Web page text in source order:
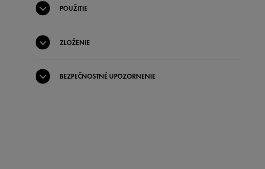
POUŽITIE
ZLOŽENIE
BEZPEČNOSTNÉ UPOZORNENIE